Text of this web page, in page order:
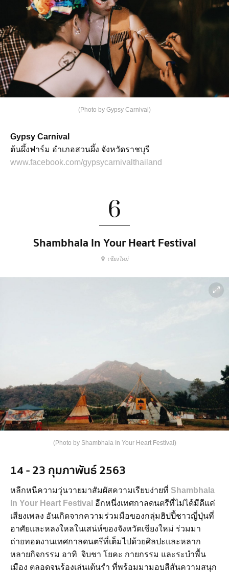
(Photo by Gypsy Carnival)
Gypsy Carnival
ต้นผึ้งฟาร์ม อำเภอสวนผึ้ง จังหวัดราชบุรี
www.facebook.com/gypsycarnivalthailand
6
Shambhala In Your Heart Festival
เชียงใหม่
(Photo by Shambhala In Your Heart Festival)
14 - 23 กุมภาพันธ์ 2563
หลีกหนีความวุ่นวายมาสัมผัสความเรียบง่ายที่ Shambhala
In Your Heart Festival อีกหนึ่งเทศกาลดนตรีที่ไม่ได้มีดีแค่
เสียงเพลง อันเกิดจากความร่วมมือของกลุ่มฮิปปี้ชาวญี่ปุ่นที่
อาศัยและหลงใหลในเสน่ห์ของจังหวัดเชียงใหม่ ร่วมมา
ถ่ายทอดงานเทศกาลดนตรีที่เต็มไปด้วยศิลปะและหลาก
หลายกิจกรรม อาทิ จิบชา โยคะ กายกรรม และระบำพื้น
เมือง ตลอดจนร้องเล่นเต้นรำ ที่พร้อมมามอบสีสันความสนุก